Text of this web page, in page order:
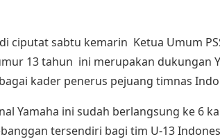
ciputat sabtu kemarin Ketua Umum
13 tahun ini merupakan dukungan
kader penerus pejuang timnas
Yamaha ini sudah berlangsung ke 6
tersendiri bagi tim U-13